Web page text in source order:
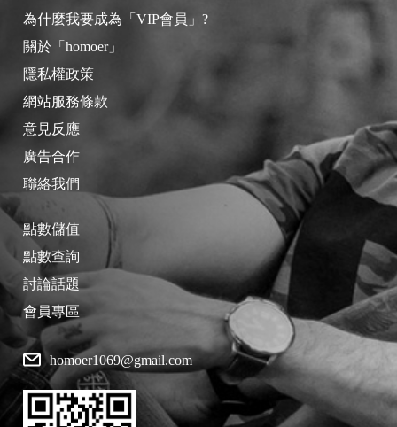
為什麼我要成為「VIP會員」?
關於「homoer」
隱私權政策
網站服務條款
意見反應
廣告合作
聯絡我們
點數儲值
點數查詢
討論話題
會員專區
homoer1069@gmail.com